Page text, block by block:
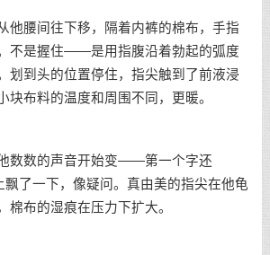
腰间往下移，隔着内裤的棉布，手指
不是握住——是用指腹沿着勃起的弧度
划到头的位置停住，指尖触到了前液浸
布料的温度和周围不同，更暖。
数的声音开始变——第一个字还
飘了一下，像疑问。真由美的指尖在他龟
棉布的湿痕在压力下扩大。